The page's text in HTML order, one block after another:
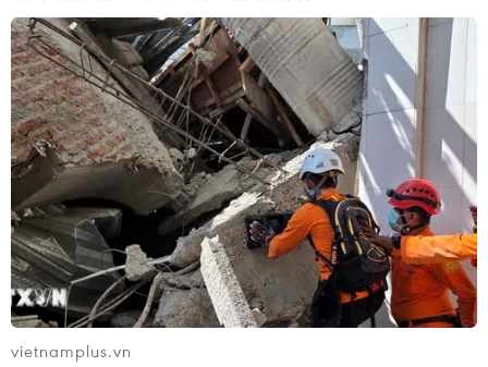
Còn gì thích hơn một hũ kem bắt sáng
mềm dẻo như thạch?
02/11/2017 12:21
Khi bắt đầu thoa lên da, chất kem Jelly Beam sẽ gần
giống như gel, sau đó khô đi sẽ để lộ lớp nhũ vàng óng
ánh, và chuyển sang kết cấu dạng bột để giữ lớp trang
điểm bền màu, mịn màng.
vietnamplus.vn